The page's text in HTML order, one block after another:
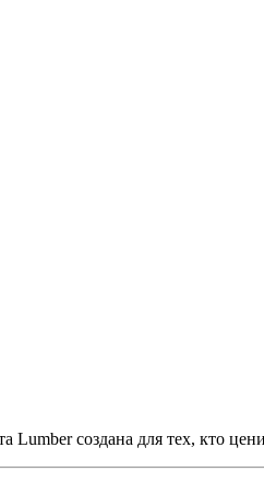
Lumber создана для тех, кто